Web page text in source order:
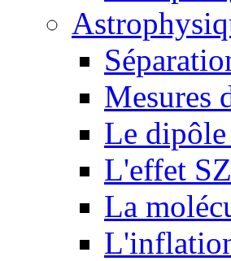
Mesures
Le
L'effet SZ
La